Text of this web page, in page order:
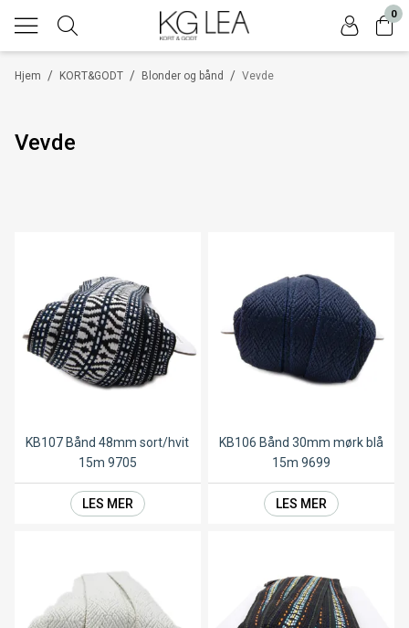
0
/
Hjem /
KORT&GODT /
Blonder og bånd Vevde
Vevde
KB107 Bånd 48mm sort/hvit
15m 9705
LES MER
KB106 Bånd 30mm mørk blå
15m 9699
LES MER